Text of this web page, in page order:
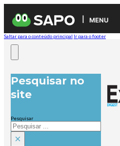
MENU
Saltar para o conteúdo principal Ir para o footer
Pesquisar no
site
Pesquisar
×